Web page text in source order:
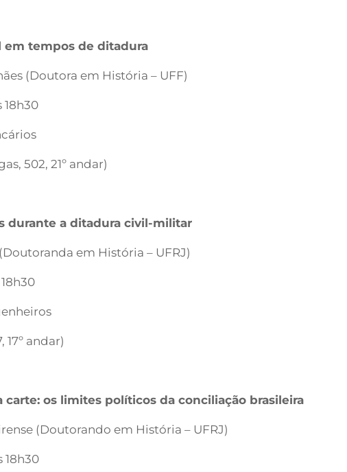
em tempos de ditadura
(Doutora em História – UFF)
18h30
502, 21º andar)
durante a ditadura civil-militar
em História – UFRJ)
17º andar)
carte: os limites políticos da conciliação brasileira
(Doutorando em História – UFRJ)
18h30